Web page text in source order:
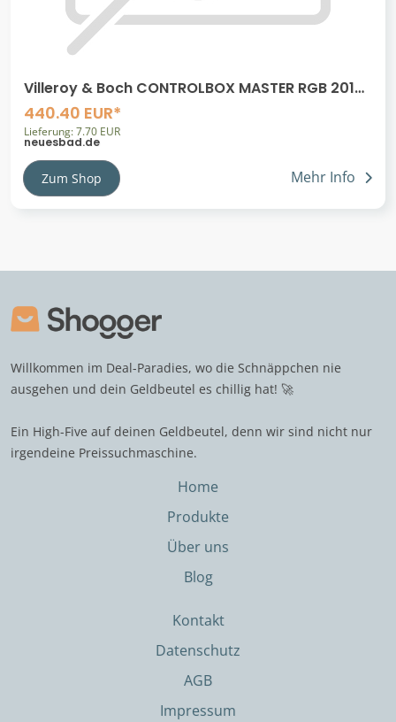
Villeroy & Boch CONTROLBOX MASTER RGB 2015
SPARE PART, UCELP0914-S UCELP0914-S
440.40 EUR*
Lieferung: 7.70 EUR
neuesbad.de
Zum Shop Mehr Info
Willkommen im Deal-Paradies, wo die Schnäppchen nie
ausgehen und dein Geldbeutel es chillig hat! 🚀
Ein High-Five auf deinen Geldbeutel, denn wir sind nicht nur
irgendeine Preissuchmaschine.
Home
Produkte
Über uns
Blog
Kontakt
Datenschutz
AGB
Impressum